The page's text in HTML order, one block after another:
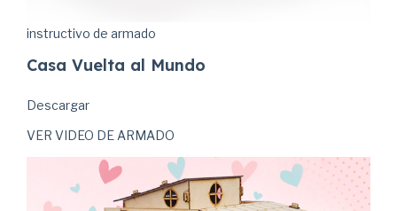
instructivo de armado
Casa Vuelta al Mundo
Descargar
VER VIDEO DE ARMADO